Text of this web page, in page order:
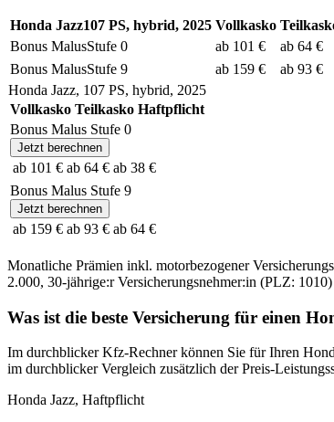
Honda Jazz107 PS, hybrid, 2025 Vollkasko
Bonus MalusStufe 0 ab 101 € ab 64 €
Bonus MalusStufe 9 ab 159 € ab 93 €
Honda Jazz, 107 PS, hybrid, 2025
Vollkasko Teilkasko Haftpflicht
Bonus Malus Stufe 0
Jetzt berechnen
ab 101 € ab 64 € ab 38 €
Bonus Malus Stufe 9
Jetzt berechnen
ab 159 € ab 93 € ab 64 €
Monatliche Prämien inkl. motorbezogener
2.000, 30-jährige:rVersicherungsnehmer:in (PLZ: 1010
Was ist die beste Versicherung für einen
Im durchblicker Kfz-Rechner können Sie für Ihren
im durchblicker Vergleich zusätzlich der Preis-
Honda Jazz, Haftpflicht